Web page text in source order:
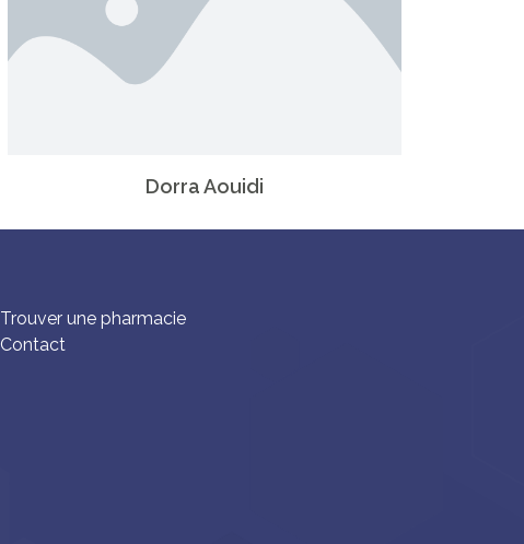
Dorra Aouidi
Trouver une pharmacie
Contact